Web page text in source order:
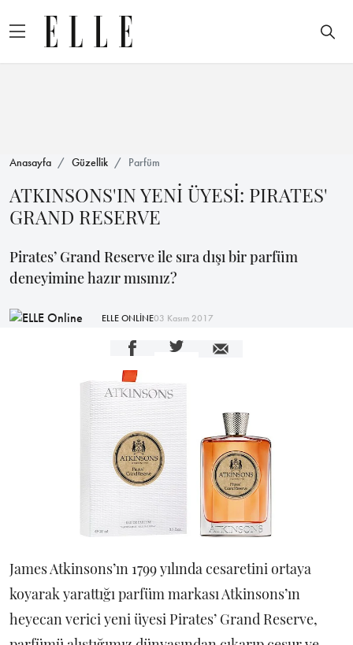
Anasayfa Güzellik Parfüm
ATKINSONS'IN YENİ ÜYESİ: PIRATES'
GRAND RESERVE
Pirates’ Grand Reserve ile sıra dışı bir parfüm
deneyimine hazır mısınız?
ELLE ONLİNE03 Kasım 2017
James Atkinsons’ın 1799 yılında cesaretini ortaya
koyarak yarattığı parfüm markası Atkinsons’ın
heyecan verici yeni üyesi Pirates’ Grand Reserve,